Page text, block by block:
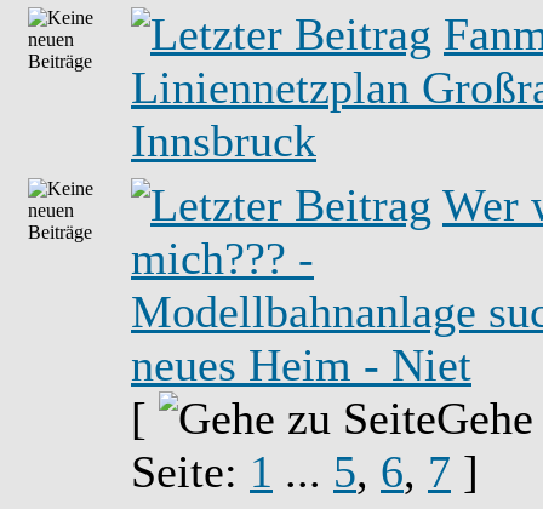
Liniennetzplan
Innsbruck
Wer
mich??? -
Modellbahnanlage
neues Heim - Niet
[
Seite: 1 ... 5, 6, 7 ]